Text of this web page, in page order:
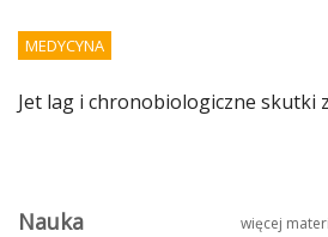
MEDYCYNA
Jet lag i chronobiologiczne skutki
Nauka więcej